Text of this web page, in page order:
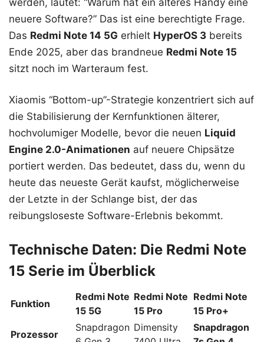
neuere Software?” Das ist eine berechtigte Frage.
Das Redmi Note 14 5G erhielt HyperOS 3 bereits
Ende 2025, aber das brandneue Redmi Note 15
sitzt noch im Warteraum fest.
Xiaomis “Bottom-up”-Strategie konzentriert sich auf
die Stabilisierung der Kernfunktionen älterer,
hochvolumiger Modelle, bevor die neuen Liquid
Engine 2.0-Animationen auf neuere Chipsätze
portiert werden. Das bedeutet, dass du, wenn du
heute das neueste Gerät kaufst, möglicherweise
der Letzte in der Schlange bist, der das
reibungsloseste Software-Erlebnis bekommt.
Technische Daten: Die Redmi Note
15 Serie im Überblick
Funktion
Redmi Note
15 5G
Redmi Note
15 Pro
Redmi Note
15 Pro+
Prozessor
Snapdragon Dimensity
Snapdragon